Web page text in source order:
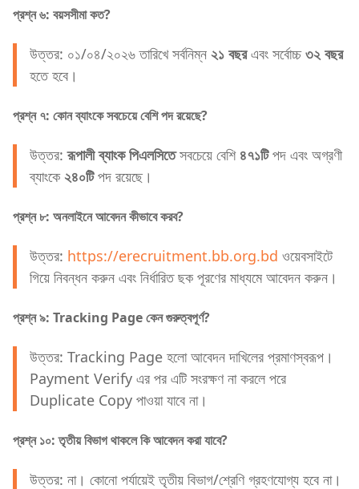
প্রশ্ন ৬: বয়সসীমা কত?
উত্তর: ০১/০৪/২০২৬ তারিখে সর্বনিম্ন ২১ বছরএবং সর্বোচ্চ৩২ বছর
হতে হবে।
প্রশ্ন ৭: কোন ব্যাংকে সবচেয়ে বেশি পদ রয়েছে?
উত্তর:রূপালী ব্যাংক পিএলসিতেসবচেয়ে বেশি ৪৭১টিপদ এবং অগ্রণী
ব্যাংকে ২৪০টিপদ রয়েছে।
প্রশ্ন ৮: অনলাইনে আবেদন কীভাবে করব?
উত্তর: https://erecruitment.bb.org.bd ওয়েবসাইটে
গিয়ে নিবন্ধন করুন এবং নির্ধারিত ছক পূরণের মাধ্যমে আবেদন করুন।
প্রশ্ন ৯: Tracking Page কেন গুরুত্বপূর্ণ?
উত্তর: Tracking Page হলো আবেদন দাখিলের প্রমাণস্বরূপ।
Payment Verify এর পর এটি সংরক্ষণ না করলে পরে
Duplicate Copy পাওয়া যাবে না।
প্রশ্ন ১০: তৃতীয় বিভাগ থাকলে কি আবেদন করা যাবে?
উত্তর: না। কোনো পর্যায়েই তৃতীয় বিভাগ/শ্রেণি গ্রহণযোগ্য হবে না।